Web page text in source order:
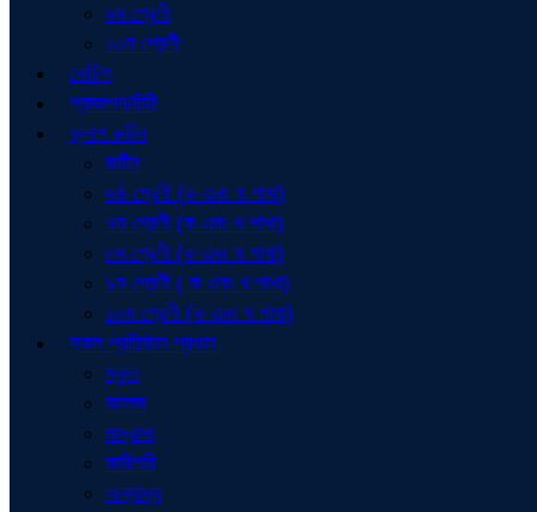
৯ম শ্রেণী
১০ম শ্রেণী
নোটিশ
প্রজ্ঞাপন/চিঠি
ক্লাশ রুটিন
রুটিন
৬ষ্ঠ শ্রেণী (ক এবং খ শাখা)
৭ম শ্রেণী (ক এবং খ শাখা)
৮ম শ্রেণী (ক এবং খ শাখা)
৯ম শ্রেণী ( ক এবং খ শাখা)
১০ম শ্রেণী (ক এবং খ শাখা)
সকল প্রতিষ্ঠান প্রধান
স্কুল
কলেজ
মাদ্রাসা
কারিগরি
অন্যান্য